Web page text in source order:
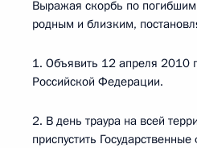
Выражая скорбь по погибшим
родным и близким,
1. Объявить 12 апреля 2010
Российской Федерации.
2. В день траура на всей
приспустить